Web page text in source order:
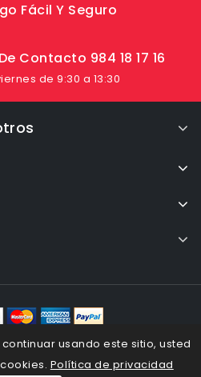
Fácil Y Seguro
Contacto 984 18 17 16
de 9:30 a 13:30
usando este sitio, usted
Política de privacidad
Cybertron © 2026